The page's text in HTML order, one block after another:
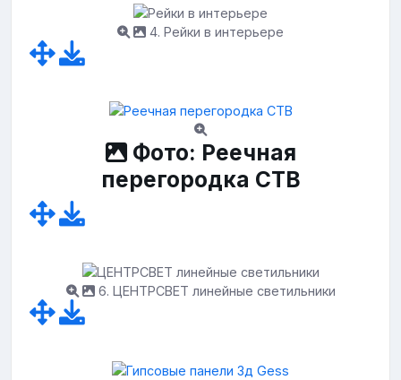
4. Рейки в интерьере
Фото: Реечная
перегородка СТВ
6. ЦЕНТРСВЕТ линейные светильники